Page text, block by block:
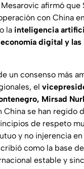
afirmó que
con China
la inteligencia
digital y
un consenso más
el
Mirsad
China se han regido
de respeto
y no injerencia en
como la base
estable y